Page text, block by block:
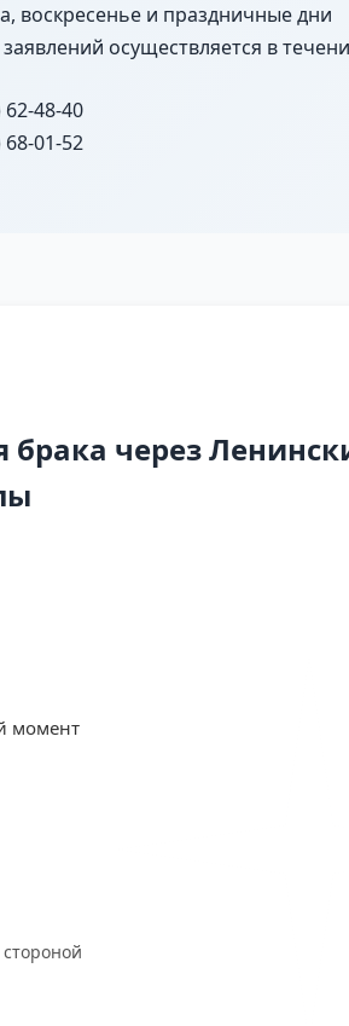
воскресенье и праздничные дни
осуществляется в
62-48-40
68-01-52
через
момент